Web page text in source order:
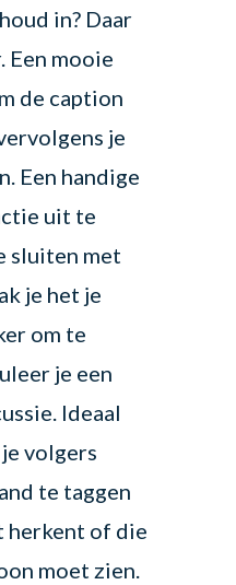
in? Daar
Een mooie
de caption
je
Een handige
uit te
sluiten met
je het je
om te
je een
Ideaal
volgers
te taggen
herkent of die
moet zien.